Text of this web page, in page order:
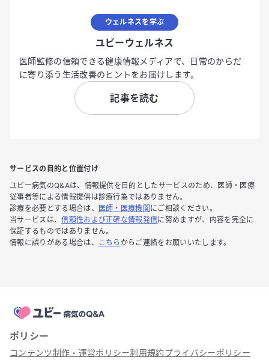
ウェルネスを学ぶ
ユビーウェルネス
医師監修の信頼できる健康情報メディアで、日常のからだ
に寄り添う生活改善のヒントをお届けします。
記事を読む
サービスの目的と位置付け
ユビー病気のQ&Aは、情報提供を目的としたサービスのため、医師・医療
従事者等による情報提供は診療行為ではありません。
診療を必要とする場合は、
医師・医療機関 にご相談ください。
当サービスは、信頼性および正確な情報発信に努めますが、内容を完全に
保証するものではありません。
情報に誤りがある場合は、
こちら からご連絡をお願いいたします。
ポリシー
コンテンツ制作・運営ポリシー利用規約プライバシーポリシー